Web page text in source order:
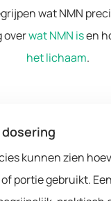
wat NMN
overwat NMN isen
het lichaam.
kunnen zien
portie gebruikt.